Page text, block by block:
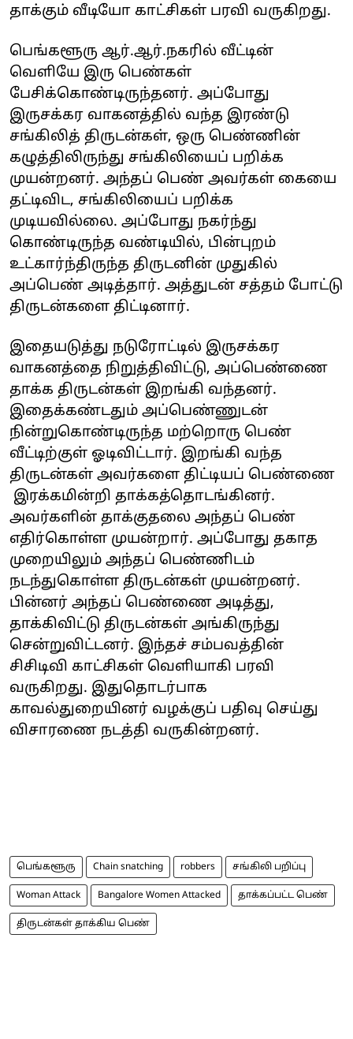
தாக்கும் வீடியோ காட்சிகள் பரவி வருகிறது.
பெங்களூரு ஆர்.ஆர்.நகரில் வீட்டின்
வெளியே இரு பெண்கள்
பேசிக்கொண்டிருந்தனர். அப்போது
இருசக்கர வாகனத்தில் வந்த இரண்டு
சங்கிலித் திருடன்கள், ஒரு பெண்ணின்
கழுத்திலிருந்து சங்கிலியைப் பறிக்க
முயன்றனர். அந்தப் பெண் அவர்கள் கையை
தட்டிவிட, சங்கிலியைப் பறிக்க
முடியவில்லை. அப்போது நகர்ந்து
கொண்டிருந்த வண்டியில், பின்புறம்
உட்கார்ந்திருந்த திருடனின் முதுகில்
அப்பெண் அடித்தார். அத்துடன் சத்தம் போட்டு
திருடன்களை திட்டினார்.
இதையடுத்து நடுரோட்டில் இருசக்கர
வாகனத்தை நிறுத்திவிட்டு, அப்பெண்ணை
தாக்க திருடன்கள் இறங்கி வந்தனர்.
இதைக்கண்டதும் அப்பெண்ணுடன்
நின்றுகொண்டிருந்த மற்றொரு பெண்
வீட்டிற்குள் ஓடிவிட்டார். இறங்கி வந்த
திருடன்கள் அவர்களை திட்டியப் பெண்ணை
இரக்கமின்றி தாக்கத்தொடங்கினர்.
அவர்களின் தாக்குதலை அந்தப் பெண்
எதிர்கொள்ள முயன்றார். அப்போது தகாத
முறையிலும் அந்தப் பெண்ணிடம்
நடந்துகொள்ள திருடன்கள் முயன்றனர்.
பின்னர் அந்தப் பெண்ணை அடித்து,
தாக்கிவிட்டு திருடன்கள் அங்கிருந்து
சென்றுவிட்டனர். இந்தச் சம்பவத்தின்
சிசிடிவி காட்சிகள் வெளியாகி பரவி
வருகிறது. இதுதொடர்பாக
காவல்துறையினர் வழக்குப் பதிவு செய்து
விசாரணை நடத்தி வருகின்றனர்.
பெங்களூரு Chain snatching robbers சங்கிலி பறிப்பு
Woman Attack Bangalore Women Attacked தாக்கப்பட்ட பெண்
திருடன்கள் தாக்கிய பெண்